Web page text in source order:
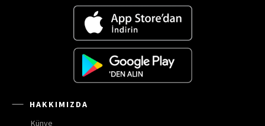
HAKKIMIZDA
Künye